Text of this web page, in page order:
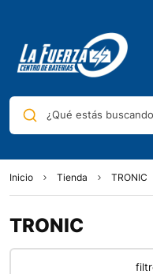
¿Qué estás
Inicio Tienda TRONIC
TRONIC